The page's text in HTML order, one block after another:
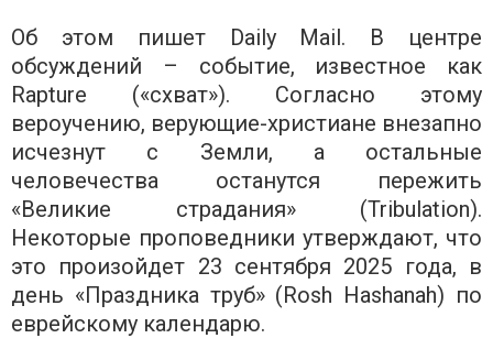
Об этом пишет Daily Mail. В центре
обсуждений – событие, известное как
Rapture («схват»). Согласно этому
вероучению, верующие-христиане внезапно
исчезнут с Земли, а остальные
человечества останутся пережить
«Великие страдания» (Tribulation).
Некоторые проповедники утверждают, что
это произойдет 23 сентября 2025 года, в
день «Праздника труб» (Rosh Hashanah) по
еврейскому календарю.